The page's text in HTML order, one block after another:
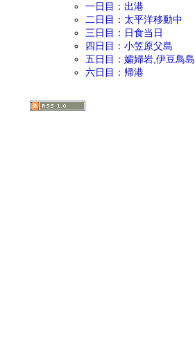
一日目：出港
二日目：太平洋移動中
三日目：日食当日
四日目：小笠原父島
五日目：孀婦岩,伊豆鳥島
六日目：帰港